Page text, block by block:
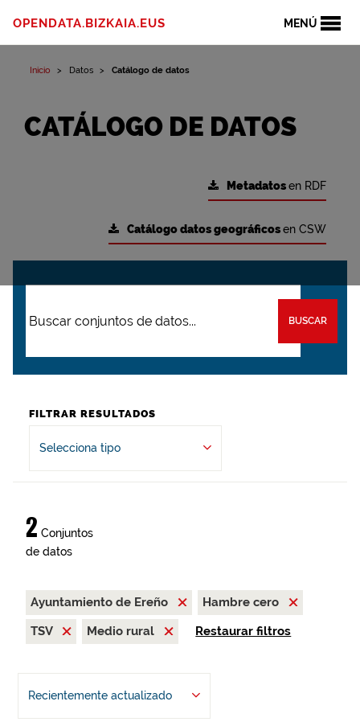
MENÚ
OPENDATA.BIZKAIA.EUS
Inicio Datos Catálogo de datos
CATÁLOGO DE DATOS
Metadatosen RDF
Catálogo datos geográficosen CSW
BUSCAR
FILTRAR RESULTADOS
Selecciona tipo
2 Conjuntos
de datos
Ayuntamiento de Ereño
Hambre cero
TSV
Medio rural Restaurar filtros
Recientemente actualizado